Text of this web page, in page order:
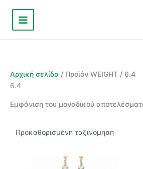
περιεχόμενο
Αρχική σελίδα / Προϊόν WEIGHT / 6.4
6.4
Εμφάνιση του μοναδικού